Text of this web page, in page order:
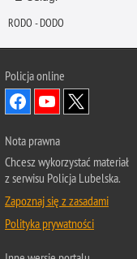
RODO - DODO
Policja online
Nota prawna
Chcesz wykorzystać materiał
z serwisu Policja Lubelska.
Zapoznaj się z zasadami
Polityka prywatności